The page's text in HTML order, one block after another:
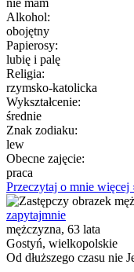
Alkohol:
obojętny
Papierosy:
lubię i palę
Religia:
rzymsko-katolicka
Wykształcenie:
średnie
Znak zodiaku:
lew
Obecne zajęcie:
praca
Przeczytaj o mnie więcej
zapytajmnie
mężczyzna, 63 lata
Gostyń, wielkopolskie
Od dłuższego czasu nie